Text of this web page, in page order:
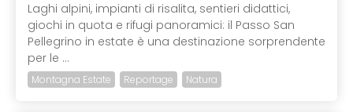
Laghi alpini, impianti di risalita, sentieri didattici,
giochi in quota e rifugi panoramici: il Passo San
Pellegrino in estate è una destinazione sorprendente
per le ...
Montagna Estate Reportage Natura